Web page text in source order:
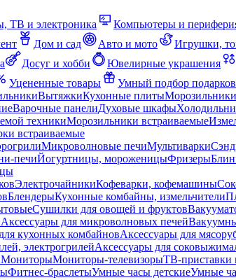
ТВ и электроника Компьютеры и
Дом и сад Авто и мото Игрушки,
Досуг и хобби Ювелирные украшения
Уцененные товары Умный подбор подарков
ВытяжкиКухонные плитыМорозильники
Варочные панелиДуховые шкафы
техникиМорозильники встраиваемые
встраиваемые
Микроволновые печиМультиварки
печиЙогуртницы, мороженицыФризеры
ЭлектрочайникиКофеварки, кофемашины
БлендерыКухонные комбайны, измельчители
Сушилки для овощей и фруктов
Аксессуары для микроволновых печей
кухонных комбайновАксессуары для
электрогрилейАксессуары для
МониторыМониторы-телевизорыТВ-приставки
Фитнес-браслетыУмные часы детскиеУмные